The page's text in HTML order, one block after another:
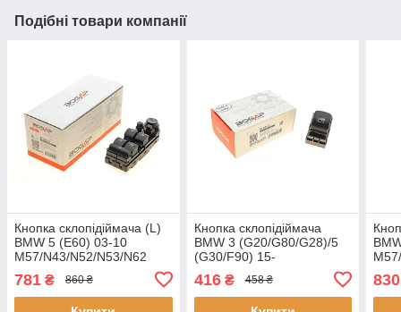
Подібні товари компанії
Кнопка склопідіймача (L)
BMW 5 (E60) 03-10
M57/N43/N52/N53/N62
(блок) B7358134 BOGAP
781 ₴ 860 ₴
Кнопка склопідіймача
BMW 3 (G20/G80/G28)/5
(G30/F90) 15-
B46/B47/B48/B57/B58/N63
B7358143 BOGAP
416₴ 458 ₴ 830